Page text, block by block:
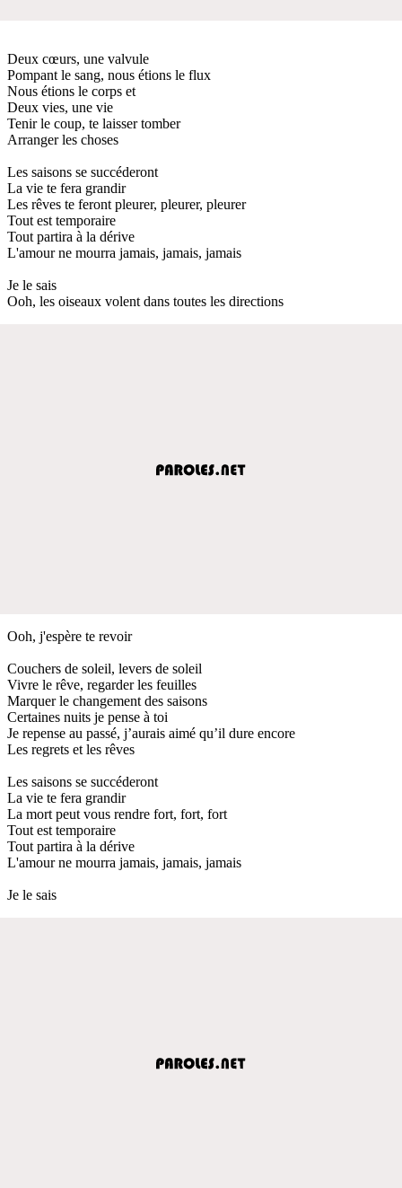
Deux cœurs, une valvule
Pompant le sang, nous étions le flux
Nous étions le corps et
Deux vies, une vie
Tenir le coup, te laisser tomber
Arranger les choses
Les saisons se succéderont
La vie te fera grandir
Les rêves te feront pleurer, pleurer, pleurer
Tout est temporaire
Tout partira à la dérive
L'amour ne mourra jamais, jamais, jamais
Je le sais
Ooh, les oiseaux volent dans toutes les directions
Ooh, j'espère te revoir
Couchers de soleil, levers de soleil
Vivre le rêve, regarder les feuilles
Marquer le changement des saisons
Certaines nuits je pense à toi
Je repense au passé, j’aurais aimé qu’il dure encore
Les regrets et les rêves
Les saisons se succéderont
La vie te fera grandir
La mort peut vous rendre fort, fort, fort
Tout est temporaire
Tout partira à la dérive
L'amour ne mourra jamais, jamais, jamais
Je le sais